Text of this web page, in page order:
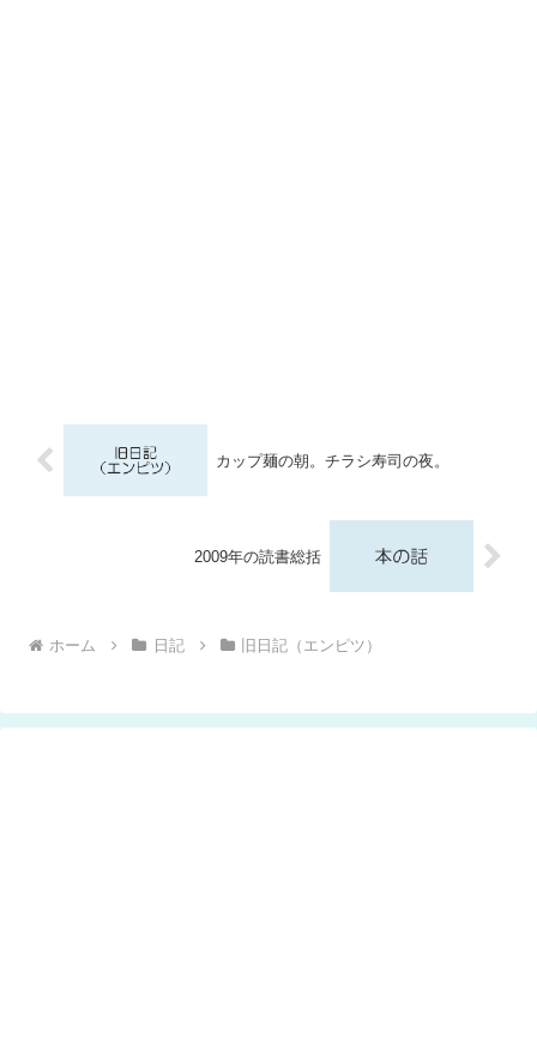
カップ麺の朝。チラシ寿司の夜。
2009年の読書総括
ホーム 日記 旧日記（エンピツ）